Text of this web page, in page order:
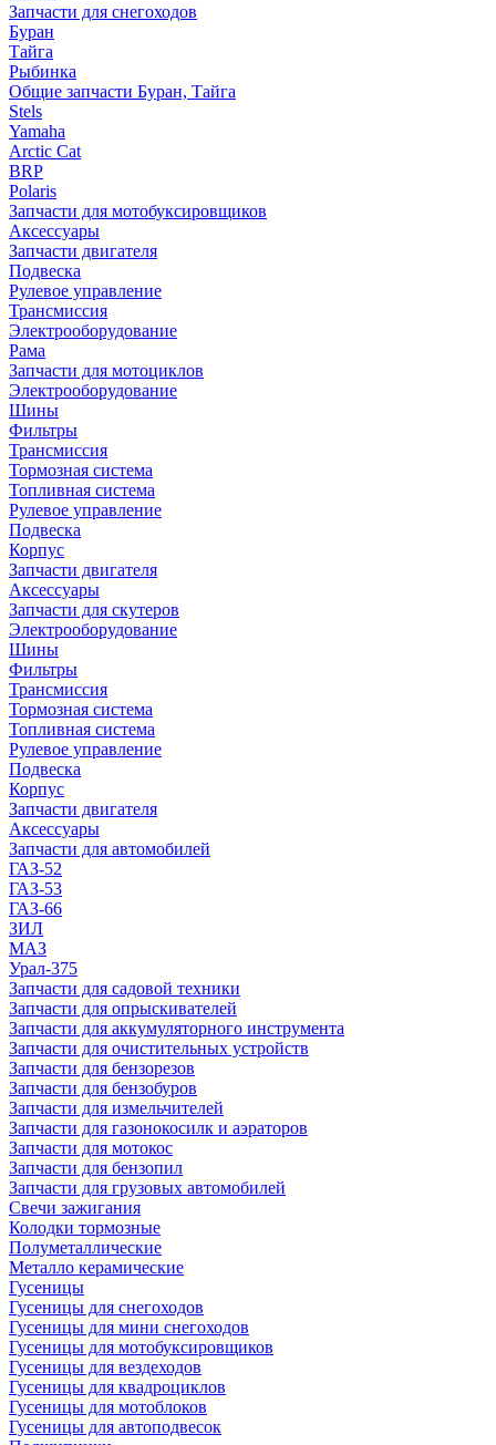
Запчасти для снегоходов
Буран
Тайга
Рыбинка
Общие запчасти Буран, Тайга
Stels
Yamaha
Arctic Cat
BRP
Polaris
Запчасти для мотобуксировщиков
Аксессуары
Запчасти двигателя
Подвеска
Рулевое управление
Трансмиссия
Электрооборудование
Рама
Запчасти для мотоциклов
Электрооборудование
Шины
Фильтры
Трансмиссия
Тормозная система
Топливная система
Рулевое управление
Подвеска
Корпус
Запчасти двигателя
Аксессуары
Запчасти для скутеров
Электрооборудование
Шины
Фильтры
Трансмиссия
Тормозная система
Топливная система
Рулевое управление
Подвеска
Корпус
Запчасти двигателя
Аксессуары
Запчасти для автомобилей
ГАЗ-52
ГАЗ-53
ГАЗ-66
ЗИЛ
МАЗ
Урал-375
Запчасти для садовой техники
Запчасти для опрыскивателей
Запчасти для аккумуляторного инструмента
Запчасти для очистительных устройств
Запчасти для бензорезов
Запчасти для бензобуров
Запчасти для измельчителей
Запчасти для газонокосилк и аэраторов
Запчасти для мотокос
Запчасти для бензопил
Запчасти для грузовых автомобилей
Свечи зажигания
Колодки тормозные
Полуметаллические
Металло керамические
Гусеницы
Гусеницы для снегоходов
Гусеницы для мини снегоходов
Гусеницы для мотобуксировщиков
Гусеницы для вездеходов
Гусеницы для квадроциклов
Гусеницы для мотоблоков
Гусеницы для автоподвесок